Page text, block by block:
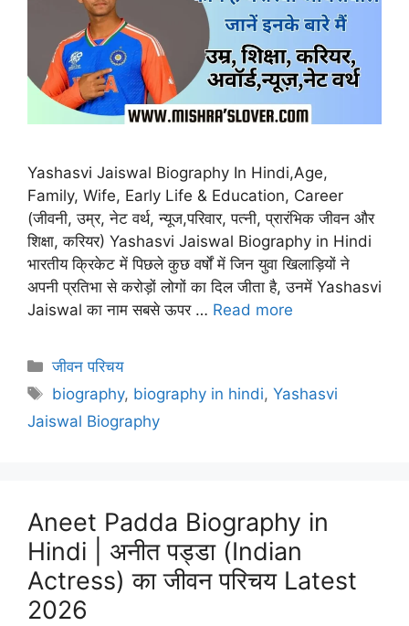
Yashasvi Jaiswal Biography In Hindi,Age,
Family, Wife, Early Life & Education, Career
(जीवनी, उम्र, नेट वर्थ, न्यूज,परिवार, पत्नी, प्रारंभिक जीवन और
शिक्षा, करियर) Yashasvi Jaiswal Biography in Hindi
भारतीय क्रिकेट में पिछले कुछ वर्षों में जिन युवा खिलाड़ियों ने
अपनी प्रतिभा से करोड़ों लोगों का दिल जीता है, उनमें Yashasvi
Jaiswal का नाम सबसे ऊपर … Read more
Categories
जीवन परिचय
Tags
biography, biography in hindi,Yashasvi
Jaiswal Biography
Aneet Padda Biography in
Hindi | अनीत पड्डा (Indian
Actress) का जीवन परिचय Latest
2026